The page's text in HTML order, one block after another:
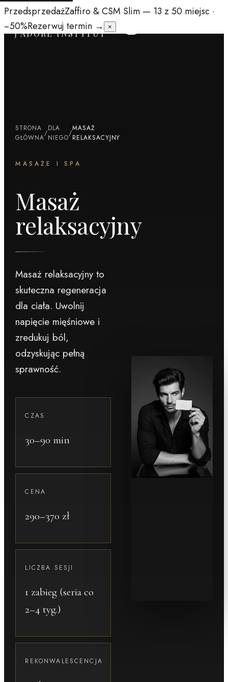
PrzedsprzedażZaffiro & CSM Slim — 13 z 50 miejsc ·
−50%Rezerwuj termin → ×
J'ADORE INSTYTUT
STRONA
GŁÓWNA
/
DLA
NIEGO
/
MASAŻ
RELAKSACYJNY
MASAŻE I SPA
Masaż
relaksacyjny
Masaż relaksacyjny to
skuteczna regeneracja
dla ciała. Uwolnij
napięcie mięśniowe i
zredukuj ból,
odzyskując pełną
sprawność.
CZAS
30–90 min
CENA
290–370 zł
LICZBA SESJI
1 zabieg (seria co
2–4 tyg.)
REKONWALESCENCJA